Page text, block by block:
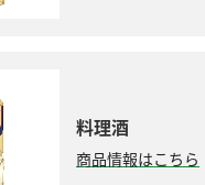
料理酒
商品情報はこちら